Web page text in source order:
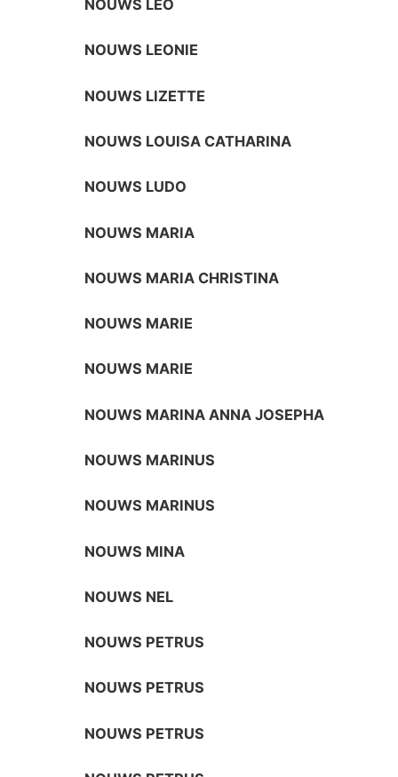
NOUWS LEO
NOUWS LEONIE
NOUWS LIZETTE
NOUWS LOUISA CATHARINA
NOUWS LUDO
NOUWS MARIA
NOUWS MARIA CHRISTINA
NOUWS MARIE
NOUWS MARIE
NOUWS MARINA ANNA JOSEPHA
NOUWS MARINUS
NOUWS MARINUS
NOUWS MINA
NOUWS NEL
NOUWS PETRUS
NOUWS PETRUS
NOUWS PETRUS